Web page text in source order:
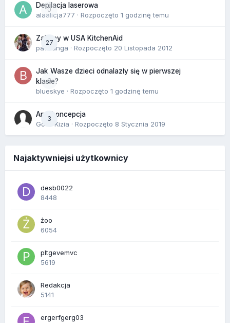
0
Depilacja laserowa
alaalicja777 · Rozpoczęto 1 godzinę temu
27
Zakupy w USA KitchenAid
paczanga · Rozpoczęto 20 Listopada 2012
0
Jak Wasze dzieci odnalazły się w pierwszej
klasie?
blueskye · Rozpoczęto 1 godzinę temu
3
Antykoncepcja
Gość Kizia · Rozpoczęto 8 Stycznia 2019
Najaktywniejsi użytkownicy
desb0022
8448
żoo
6054
pltgevemvc
5619
Redakcja
5141
ergerfgerg03